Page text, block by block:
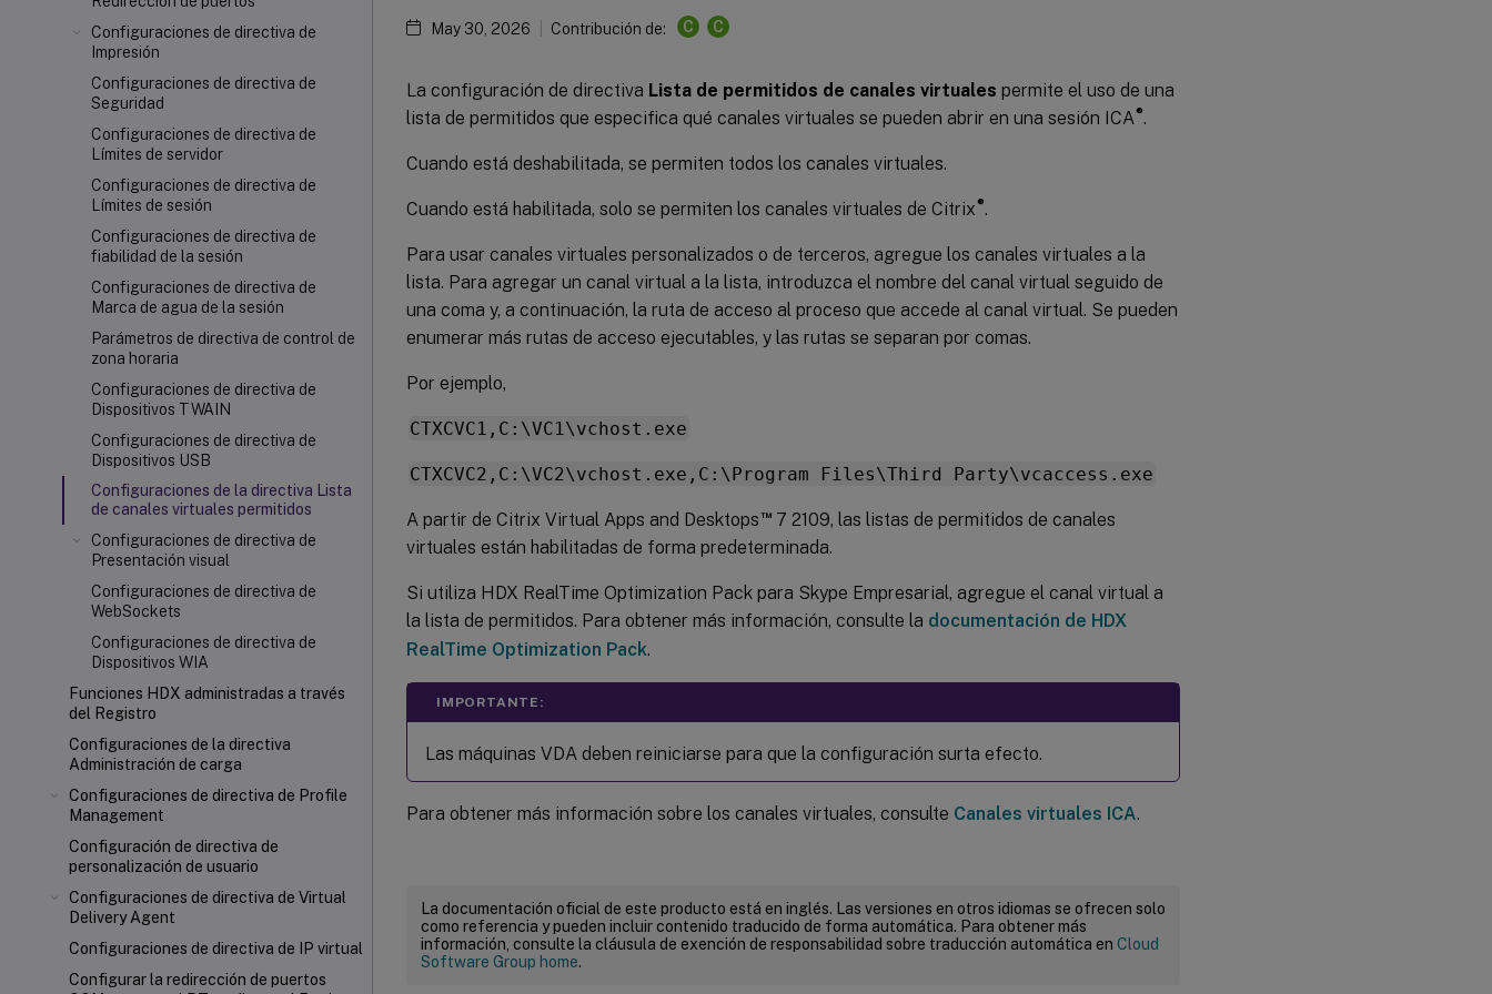
Configuraciones de directiva de
Impresión
Configuraciones de directiva de
Seguridad
Configuraciones de directiva de
Límites de servidor
Configuraciones de directiva de
Límites de sesión
Configuraciones de directiva de
fiabilidad de la sesión
Configuraciones de directiva de
Marca de agua de la sesión
Parámetros de directiva de control de
zona horaria
Configuraciones de directiva de
Dispositivos TWAIN
Configuraciones de directiva de
Dispositivos USB
Configuraciones de la directiva Lista
de canales virtuales permitidos
Configuraciones de directiva de
Presentación visual
Configuraciones de directiva de
WebSockets
Configuraciones de directiva de
Dispositivos WIA
Funciones HDX administradas a través
del Registro
Configuraciones de la directiva
Administración de carga
Configuraciones de directiva de Profile
Management
Configuración de directiva de
personalización de usuario
Configuraciones de directiva de Virtual
Delivery Agent
Configuraciones de directiva de IP virtual
Configurar la redirección de puertos
May 30, 2026 Contribución de: C C
La configuración de directiva Lista de permitidos de canales virtuales permite el uso de una
lista de permitidos que especifica qué canales virtuales se pueden abrir en una sesión ICA®.
Cuando está deshabilitada, se permiten todos los canales virtuales.
Cuando está habilitada, solo se permiten los canales virtuales de Citrix®.
Para usar canales virtuales personalizados o de terceros, agregue los canales virtuales a la
lista. Para agregar un canal virtual a la lista, introduzca el nombre del canal virtual seguido de
una coma y, a continuación, la ruta de acceso al proceso que accede al canal virtual. Se pueden
enumerar más rutas de acceso ejecutables, y las rutas se separan por comas.
Por ejemplo,
CTXCVC1,C:\VC1\vchost.exe
CTXCVC2,C:\VC2\vchost.exe,C:\Program Files\Third Party\vcaccess.exe
A partir de Citrix Virtual Apps and Desktops™7 2109, las listas de permitidos de canales
virtuales están habilitadas de forma predeterminada.
Si utiliza HDX RealTime Optimization Pack para Skype Empresarial, agregue el canal virtual a
la lista de permitidos. Para obtener más información, consulte la documentación de HDX
RealTime Optimization Pack.
IMPORTANTE:
Las máquinas VDA deben reiniciarse para que la configuración surta efecto.
Para obtener más información sobre los canales virtuales, consulte Canales virtuales ICA.
La documentación oficial de este producto está en inglés. Las versiones en otros idiomas se ofrecen solo
como referencia y pueden incluir contenido traducido de forma automática. Para obtener más
información, consulte la cláusula de exención de responsabilidad sobre traducción automática en Cloud
Software Group home.